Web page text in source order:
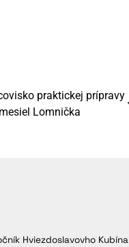
praktickej prípravy
Lomnička
Hviezdoslavovho Kubína